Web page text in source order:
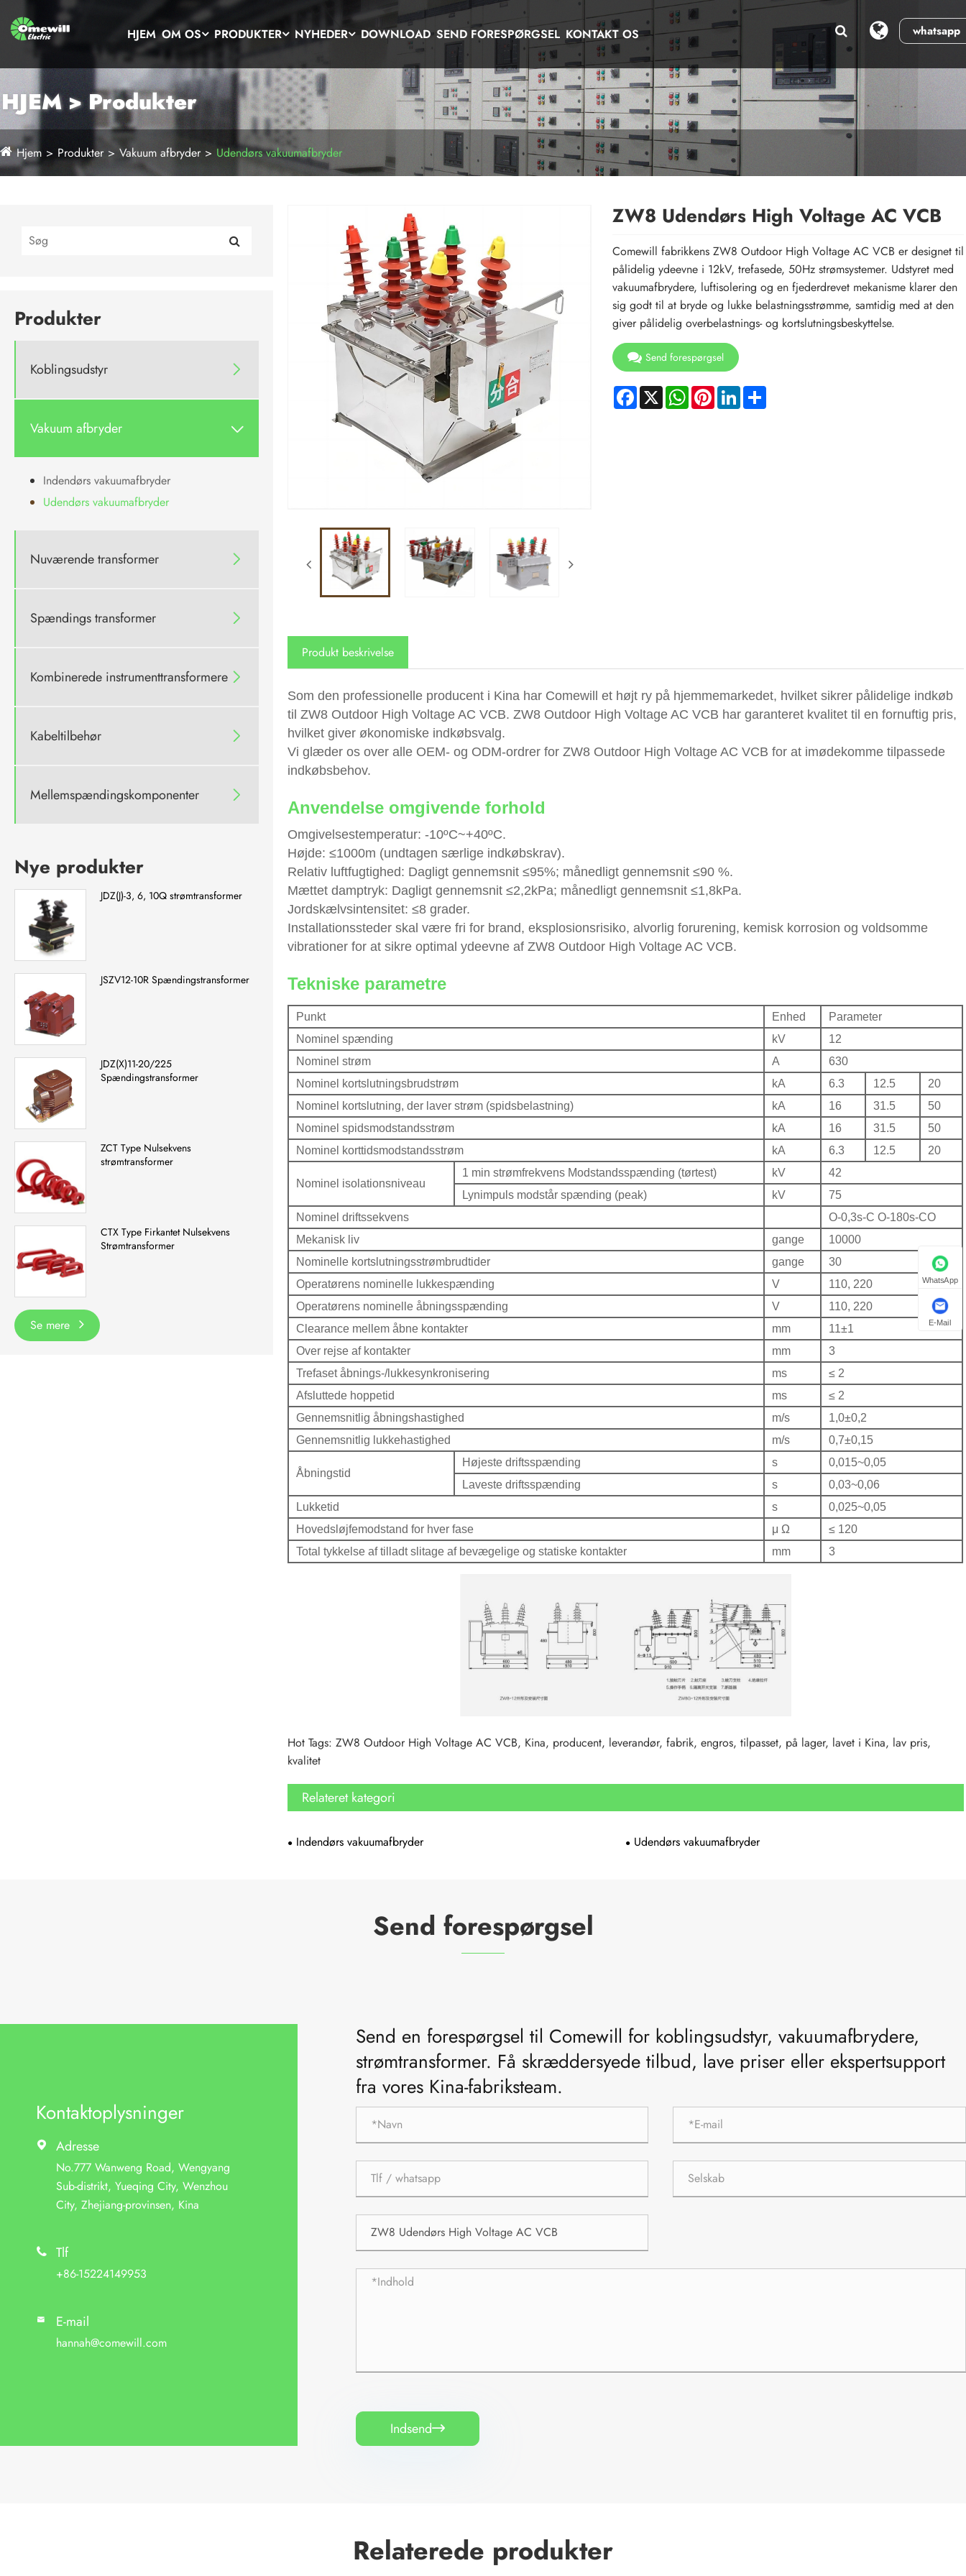
whatsapp
HJEM OM OS PRODUKTER NYHEDER DOWNLOAD SEND FORESPØRGSEL KONTAKT OS
HJEM > Produkter
Hjem Produkter Vakuum afbryder Udendørs vakuumafbryder
Produkter
Koblingsudstyr 
Vakuum afbryder 
Indendørs vakuumafbryder
Udendørs vakuumafbryder
Nuværende transformer 
Spændings transformer 
Kombinerede instrumenttransformere 
Kabeltilbehør 
Mellemspændingskomponenter 
Nye produkter
JDZ(J)-3, 6, 10Q strømtransformer
JSZV12-10R Spændingstransformer
JDZ(X)11-20/225
Spændingstransformer
ZCT Type Nulsekvens
strømtransformer
CTX Type Firkantet Nulsekvens
Strømtransformer
Se mere
ZW8 Udendørs High Voltage AC VCB
Comewill fabrikkens ZW8 Outdoor High Voltage AC VCB er designet til
pålidelig ydeevne i 12kV, trefasede, 50Hz strømsystemer. Udstyret med
vakuumafbrydere, luftisolering og en fjederdrevet mekanisme klarer den
sig godt til at bryde og lukke belastningsstrømme, samtidig med at den
giver pålidelig overbelastnings- og kortslutningsbeskyttelse.
Send forespørgsel
Facebook
X WhatsApp
PinterestLinkedInShare
Produkt beskrivelse
Som den professionelle producent i Kina har Comewill et højt ry på hjemmemarkedet, hvilket sikrer pålidelige indkøb
til ZW8 Outdoor High Voltage AC VCB. ZW8 Outdoor High Voltage AC VCB har garanteret kvalitet til en fornuftig pris,
hvilket giver økonomiske indkøbsvalg.
Vi glæder os over alle OEM- og ODM-ordrer for ZW8 Outdoor High Voltage AC VCB for at imødekomme tilpassede
indkøbsbehov.
Anvendelse omgivende forhold
Omgivelsestemperatur: -10ºC~+40ºC.
Højde: ≤1000m (undtagen særlige indkøbskrav).
Relativ luftfugtighed: Dagligt gennemsnit ≤95%; månedligt gennemsnit ≤90 %.
Mættet damptryk: Dagligt gennemsnit ≤2,2kPa; månedligt gennemsnit ≤1,8kPa.
Jordskælvsintensitet: ≤8 grader.
Installationssteder skal være fri for brand, eksplosionsrisiko, alvorlig forurening, kemisk korrosion og voldsomme
vibrationer for at sikre optimal ydeevne af ZW8 Outdoor High Voltage AC VCB.
Tekniske parametre
Punkt Enhed
Parameter
Nominel spænding
kV
12
Nominel strøm
A
630
Nominel kortslutningsbrudstrøm
kA 6.3 12.5
20
Nominel kortslutning, der laver strøm (spidsbelastning)
kA 16 31.5
50
Nominel spidsmodstandsstrøm
kA 16 31.5
50
Nominel korttidsmodstandsstrøm
kA 6.3 12.5 20
Nominel isolationsniveau
1 min strømfrekvens Modstandsspænding (tørtest) kV
42
Lynimpuls modstår spænding (peak)
kV
75
Nominel driftssekvens
O-0,3s-C O-180s-CO
Mekanisk liv
gange
10000
Nominelle kortslutningsstrømbrudtider
gange
30
Operatørens nominelle lukkespænding
V
110, 220
Operatørens nominelle åbningsspænding
V
110, 220
Clearance mellem åbne kontakter
mm
11±1
Over rejse af kontakter
mm
3
Trefaset åbnings-/lukkesynkronisering
ms
≤ 2
Afsluttede hoppetid
ms
≤ 2
Gennemsnitlig åbningshastighed
m/s
1,0±0,2
Gennemsnitlig lukkehastighed
m/s 0,7±0,15
Åbningstid
Højeste driftsspænding s
0,015~0,05
Laveste driftsspænding
s
0,03~0,06
Lukketid
s
0,025~0,05
Hovedsløjfemodstand for hver fase
μ Ω
≤ 120
Total tykkelse af tilladt slitage af bevægelige og statiske kontakter
mm 3
Hot Tags: ZW8 Outdoor High Voltage AC VCB, Kina, producent, leverandør, fabrik, engros, tilpasset, på lager, lavet i Kina, lav pris,
kvalitet
Relateret kategori
Indendørs vakuumafbryder Udendørs vakuumafbryder
Send forespørgsel
Kontaktoplysninger
 Adresse
No.777 Wanweng Road, Wengyang
Sub-distrikt, Yueqing City, Wenzhou
City, Zhejiang-provinsen, Kina
 Tlf
+86-15224149953
 E-mail
hannah@comewill.com
Send en forespørgsel til Comewill for koblingsudstyr, vakuumafbrydere,
strømtransformer. Få skræddersyede tilbud, lave priser eller ekspertsupport
fra vores Kina-fabriksteam.
Indsend
Relaterede produkter
WhatsApp
E-Mail